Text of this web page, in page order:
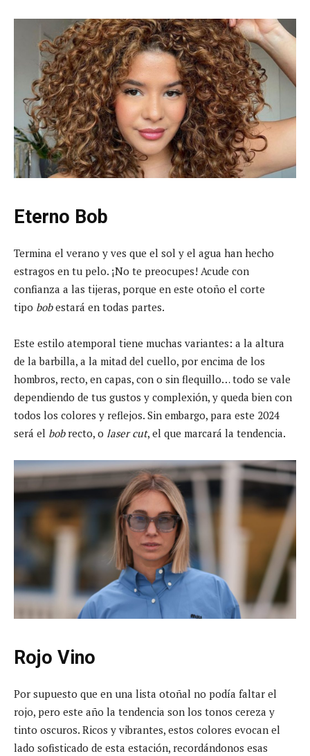
Eterno Bob
Termina el verano y ves que el sol y el agua han hecho
estragos en tu pelo. ¡No te preocupes! Acude con
confianza a las tijeras, porque en este otoño el corte
tipo bobestará en todas partes.
Este estilo atemporal tiene muchas variantes: a la altura
de la barbilla, a la mitad del cuello, por encima de los
hombros, recto, en capas, con o sin flequillo… todo se vale
dependiendo de tus gustos y complexión, y queda bien con
todos los colores y reflejos. Sin embargo, para este 2024
será el bobrecto, o laser cut, el que marcará la tendencia.
Rojo Vino
Por supuesto que en una lista otoñal no podía faltar el
rojo, pero este año la tendencia son los tonos cereza y
tinto oscuros. Ricos y vibrantes, estos colores evocan el
lado sofisticado de esta estación, recordándonos esas